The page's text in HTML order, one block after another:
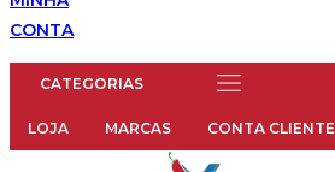
CONTA
Menu
LOJA MARCAS CONTA CLIENTE